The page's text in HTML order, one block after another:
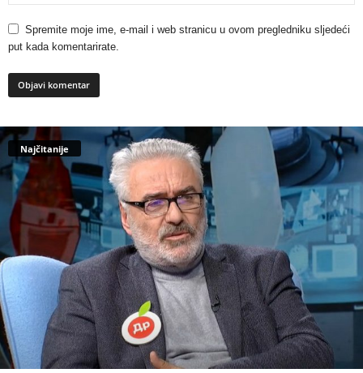
Spremite moje ime, e-mail i web stranicu u ovom pregledniku sljedeći
put kada komentarirate.
Najčitanije